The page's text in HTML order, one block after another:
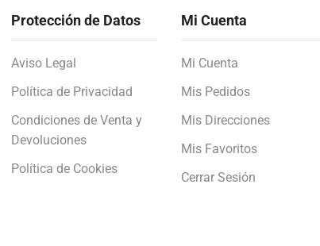
Protección de Datos
Aviso Legal
Política de Privacidad
Condiciones de Venta y
Devoluciones
Política de Cookies
Mi Cuenta
Mi Cuenta
Mis Pedidos
Mis Direcciones
Mis Favoritos
Cerrar Sesión